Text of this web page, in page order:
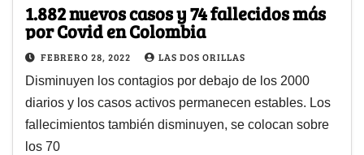
1.882 nuevos casos y 74 fallecidos más
por Covid en Colombia
FEBRERO 28, 2022 LAS DOS ORILLAS
Disminuyen los contagios por debajo de los 2000
diarios y los casos activos permanecen estables. Los
fallecimientos también disminuyen, se colocan sobre
los 70